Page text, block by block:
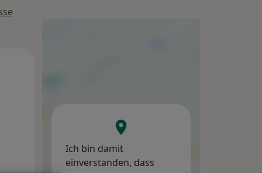
Ich bin damit
einverstanden, dass